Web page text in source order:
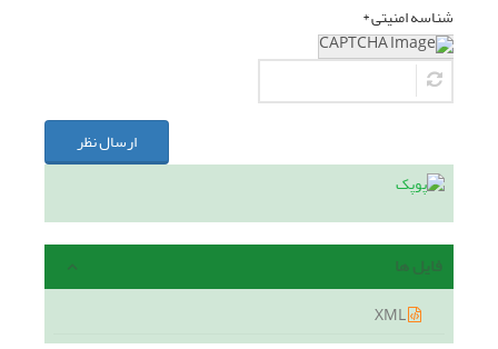
شناسه امنیتی *
ارسال نظر
فایل ها